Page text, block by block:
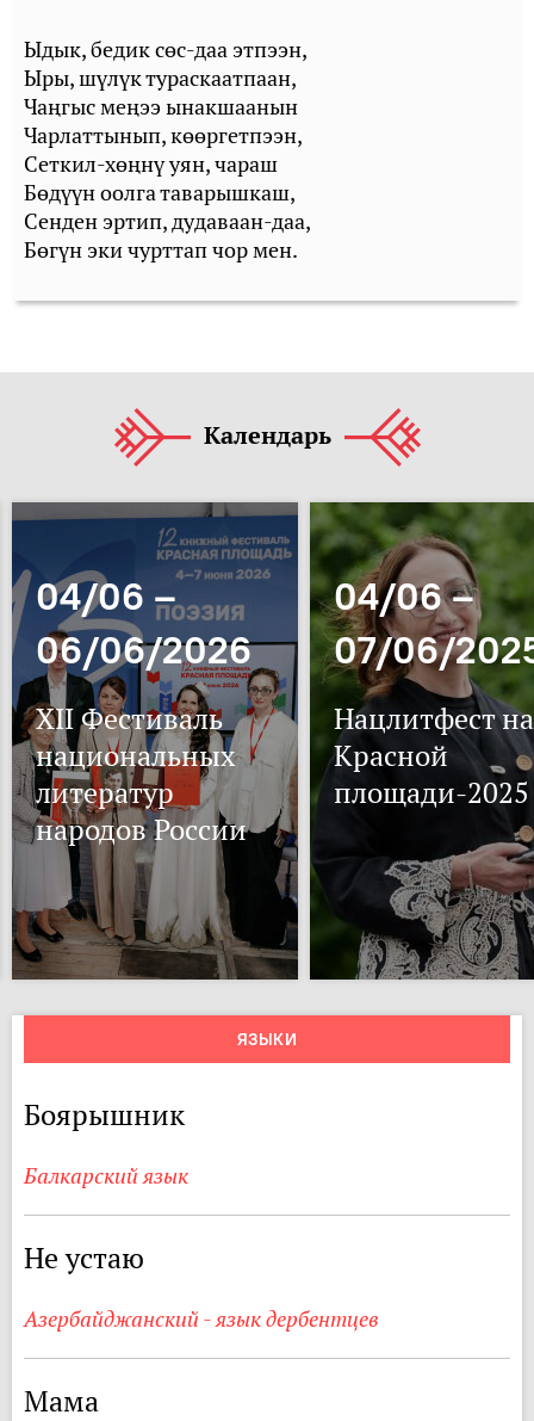
Ыдык, бедик сөс-даа этпээн,
Ыры, шүлүк тураскаатпаан,
Чаңгыс меңээ ынакшаанын
Чарлаттынып, көөргетпээн,
Сеткил-хөңнү уян, чараш
Бөдүүн оолга таварышкаш,
Сенден эртип, дудаваан-даа,
Бөгүн эки чурттап чор мен.
Календарь
04/06 –
06/06/2026
XII Фестиваль
национальных
литератур
народов России
04/06 –
07/06/
Нацлитфест на
Красной
площади-2025
ЯЗЫКИ
Боярышник
Балкарский язык
Не устаю
Азербайджанский - язык дербентцев
Мама